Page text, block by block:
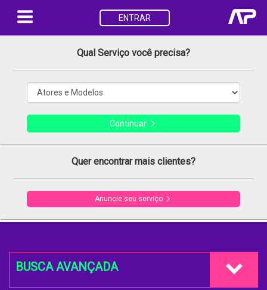
ENTRAR
Qual Serviço você precisa?
Continuar
Quer encontrar mais clientes?
Anuncie seu serviço
BUSCA AVANÇADA